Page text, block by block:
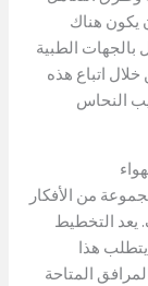
يكون هناك
بالجهات الطبية
اتباع هذه
النحاس
من الأفكار
يعد التخطيط
هذا
المتاحة